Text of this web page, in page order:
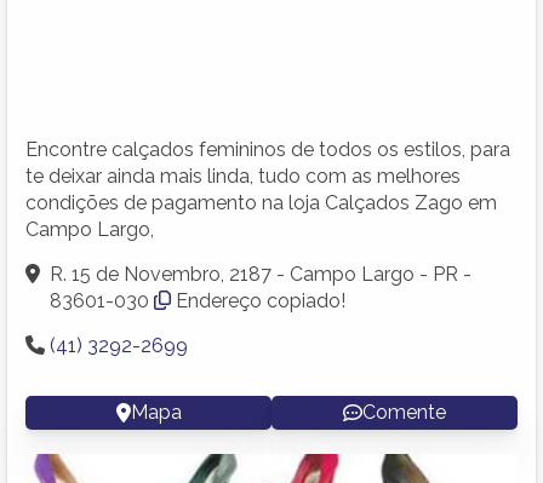
Encontre calçados femininos de todos os estilos, para
te deixar ainda mais linda, tudo com as melhores
condições de pagamento na loja Calçados Zago em
Campo Largo,
R. 15 de Novembro, 2187 - Campo Largo - PR -
83601-030
Endereço copiado!
(41) 3292-2699
Mapa Comente